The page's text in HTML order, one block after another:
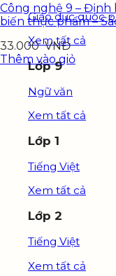
Giáo dục quốc
Xem tất cả
Lớp 9
Ngữ văn
Xem tất cả
Lớp 1
Tiếng Việt
Xem tất cả
Lớp 2
Tiếng Việt
Xem tất cả
Công nghệ 9 –
biến thực phẩm –
33.000VNĐ
Thêm vào giỏ